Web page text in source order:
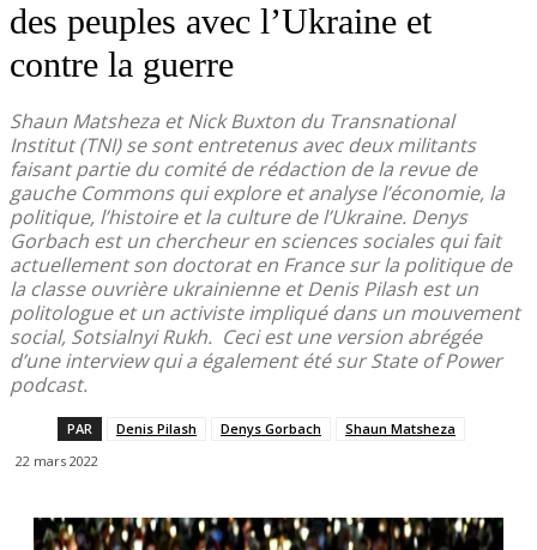
des peuples avec l’Ukraine et
contre la guerre
Shaun Matsheza et Nick Buxton du Transnational
Institut (TNI) se sont entretenus avec deux militants
faisant partie du comité de rédaction de la revue de
gauche Commons qui explore et analyse l’économie, la
politique, l’histoire et la culture de l’Ukraine. Denys
Gorbach est un chercheur en sciences sociales qui fait
actuellement son doctorat en France sur la politique de
la classe ouvrière ukrainienne et Denis Pilash est un
politologue et un activiste impliqué dans un mouvement
social, Sotsialnyi Rukh. Ceci est une version abrégée
d’une interview qui a également été sur State of Power
podcast.
PAR Denis Pilash Denys Gorbach
Shaun Matsheza
22 mars 2022